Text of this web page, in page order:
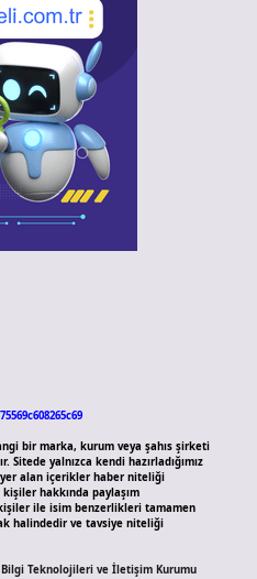
bir marka, kurum veya şahıs şirketi
Sitede yalnızca kendi hazırladığımız
alan içerikler haber niteliği
hakkında paylaşım
ile isim benzerlikleri tamamen
halindedir ve tavsiye niteliği
Bilgi Teknolojileri ve İletişim Kurumu